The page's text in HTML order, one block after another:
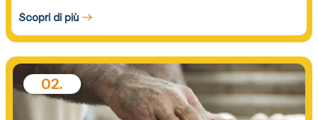
Scopri di più
02.